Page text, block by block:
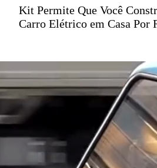
Kit Permite Que Você
Carro Elétrico em Casa Por